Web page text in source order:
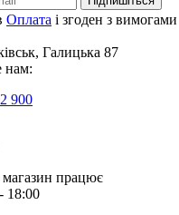
Оплата і згоден з вимогами
Галицька 87
нам:
900
магазин працює
18:00